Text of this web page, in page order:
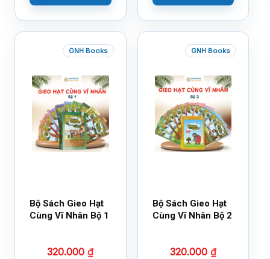
GNH Books
Bộ Sách Gieo Hạt
Cùng Vĩ Nhân Bộ 1
320.000₫
GNH Books
Bộ Sách Gieo Hạt
Cùng Vĩ Nhân Bộ 2
320.000 ₫